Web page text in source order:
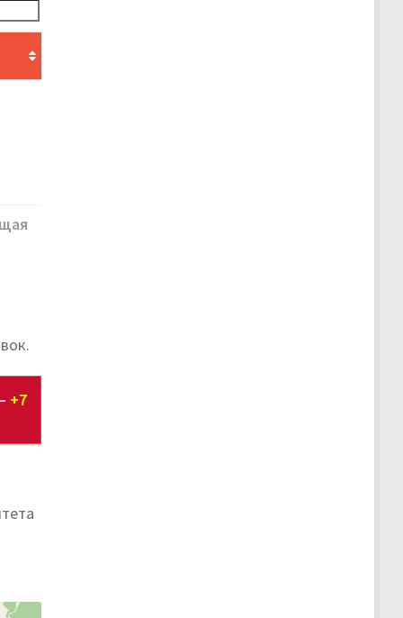
+7